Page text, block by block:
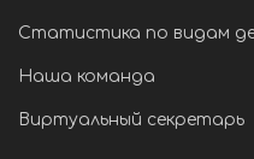
Статистика по видам
Наша команда
Виртуальный секретарь